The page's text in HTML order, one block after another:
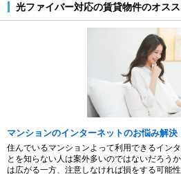
光ファイバー対応の賃貸物件のオス
マンションのインターネットのお悩み解
住んでいるマンションよって利用できるイン
とを知らない人は案外多いのではないだろう
は広がる一方、注意しなければ損をする可能